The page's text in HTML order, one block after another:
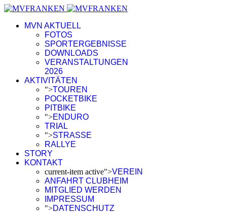
MVN AKTUELL
FOTOS
SPORTERGEBNISSE
DOWNLOADS
VERANSTALTUNGEN
2026
AKTIVITÄTEN
">TOUREN
POCKETBIKE
PITBIKE
">ENDURO
TRIAL
">STRASSE
RALLYE
STORY
KONTAKT
current-item active">VEREIN
ANFAHRT CLUBHEIM
MITGLIED WERDEN
IMPRESSUM
">DATENSCHUTZ